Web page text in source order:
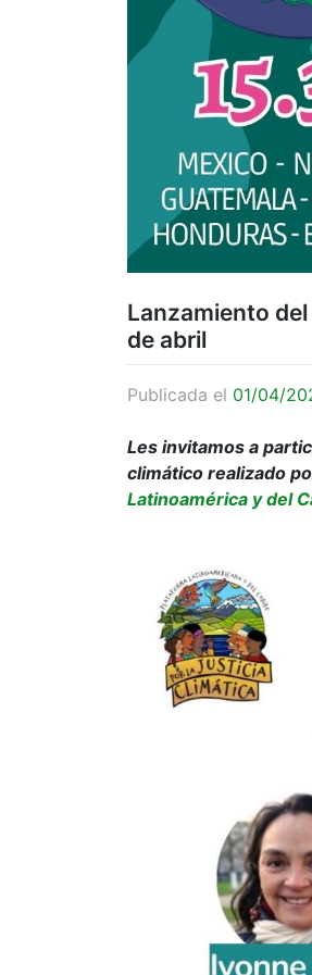
Lanzamiento
de abril
Publicada el 01/04/
Les invitamos a
climático realizado
Latinoamérica y del